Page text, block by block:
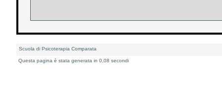
Scuola di Psicoterapia Comparata
Questa pagina è stata generata in 0,08 secondi